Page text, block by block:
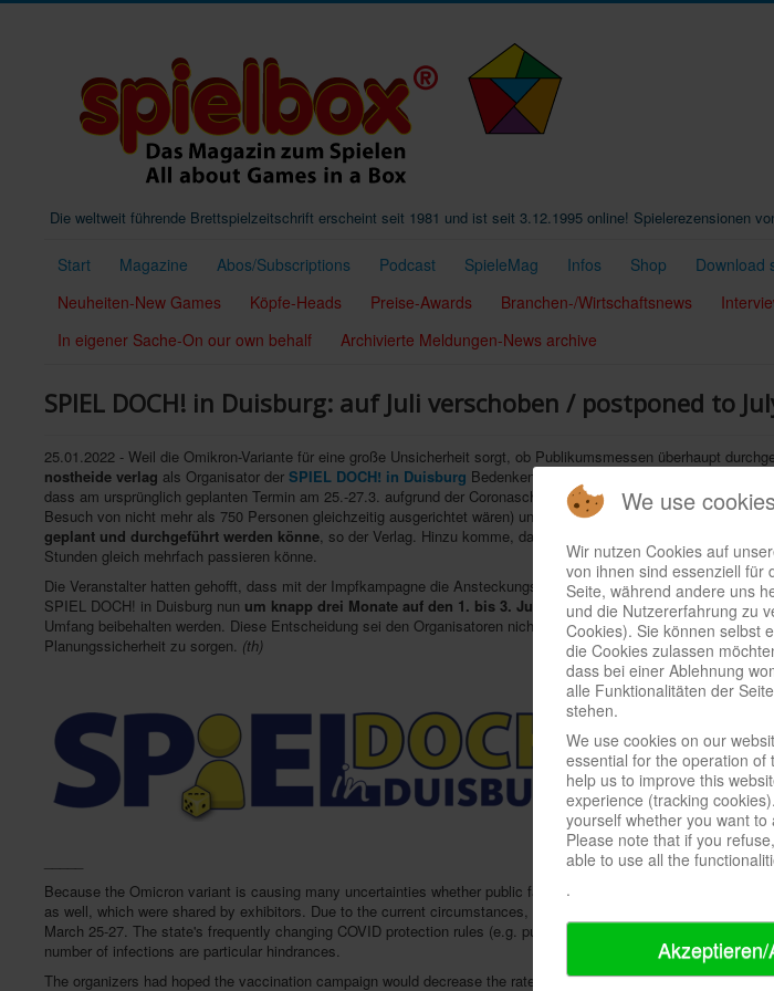
Die weltweit führende Brettspielzeitschrift erscheint seit 1981 und ist seit 3.12.1995 online! Spielerezensionen
Start Magazine Abos/Subscriptions Podcast SpieleMag Infos Shop Download
Neuheiten-New Games
Köpfe-Heads Preise-Awards Branchen-/Wirtschaftsnews
In eigener Sache-On our own behalf Archivierte Meldungen-News archive
SPIEL DOCH! in Duisburg: auf Juli verschoben / postponed to
25.01.2022 - Weil die Omikron-Variante für eine große Unsicherheit sorgt, ob Publikumsmessen überhaupt
nostheide verlag als Organisator der SPIEL DOCH! in Duisburg Bedenken, die auch seitens der Aussteller
dass am ursprünglich geplanten Termin am 25.-27.3. aufgrund der Coronaschutzverordnung in NRW (z.B.
Besuch von nicht mehr als 750 Personen gleichzeitig ausgerichtet wären) und der steigenden Infektionen mit ihren
geplant und durchgeführt werden könne, so der Verlag. Hinzu komme, dass die Coronaschutzverordnung
Stunden gleich mehrfach passieren könne.
Die Veranstalter hatten gehofft, dass mit der Impfkampagne die Ansteckungszahlen sinken würden. Der aktuelle
SPIEL DOCH! in Duisburg nun um knapp drei Monate auf den 1. bis 3. Juli 2022 verschobenwird.
Umfang beibehalten werden. Diese Entscheidung sei den Organisatoren nicht leicht gefallen, erscheine aber im
Planungssicherheit zu sorgen. (th)
Because the Omicron variant is causing many uncertainties whether public fairs can take place at all,
as well, which were shared by exhibitors. Due to the current circumstances, no such large public event could
March 25-27. The state's frequently changing COVID protection rules (e.g. public fairs only permitted for
number of infections are particular hindrances.
The organizers had hoped the vaccination campaign would decrease the rate of infections, but the current trend
We use cookies
Wir nutzen Cookies auf
von ihnen sind essenziell für
Seite, während andere uns
und die Nutzererfahrung zu
Cookies). Sie können selbst
die Cookies zulassen
dass bei einer Ablehnung
alle Funktionalitäten der
stehen.
We use cookies on our
essential for the operation of
help us to improve this
experience (tracking
yourself whether you want to
Please note that if you
able to use all the
.